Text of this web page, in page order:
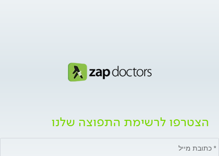
הצטרפו לרשימת התפוצה שלנו